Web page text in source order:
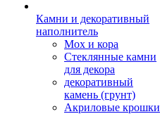
Камни и декоративный
наполнитель
Мох и кора
Стеклянные камни
для декора
декоративный
камень (грунт)
Акриловые крошки